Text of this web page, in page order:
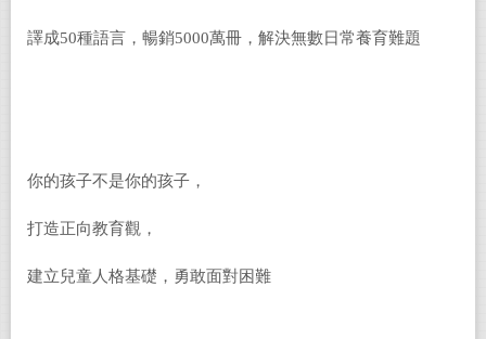
譯成50種語言，暢銷5000萬冊，解決無數日常養育難題
你的孩子不是你的孩子，
打造正向教育觀，
建立兒童人格基礎，勇敢面對困難